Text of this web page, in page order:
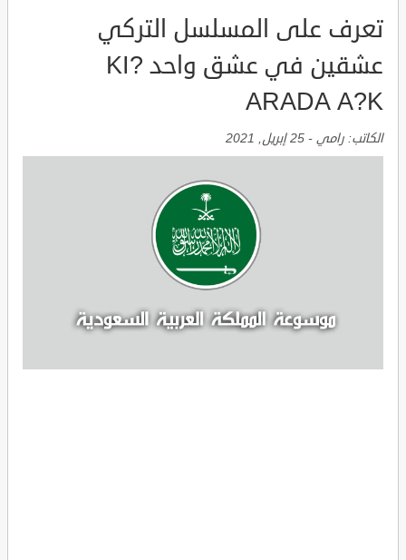
تعرف على المسلسل التركي
عشقين في عشق واحد ?KI
ARADA A?K
الكاتب: رامي - 25 إبريل, 2021